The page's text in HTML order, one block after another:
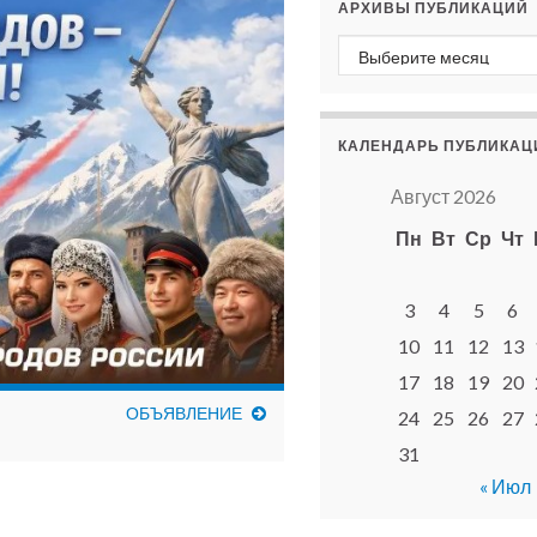
ОБЪЯВЛЕНИЕ
АРХИВЫ ПУБЛИКАЦИЙ
Архивы публикаций
КАЛЕНДАРЬ
Август 2026
Пн Вт Ср Чт
3 4 5
6
10
11 12 13
17
18 19 20
24
25 26 27
31
« Июл